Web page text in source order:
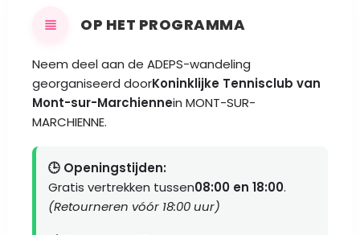
OP HET PROGRAMMA
Neem deel aan de ADEPS-wandeling
georganiseerd doorKoninklijke Tennisclub van
Mont-sur-Marchiennein MONT-SUR-
MARCHIENNE.
🕒 Openingstijden:
Gratis vertrekken tussen08:00 en 18:00.
(Retourneren vóór 18:00 uur)